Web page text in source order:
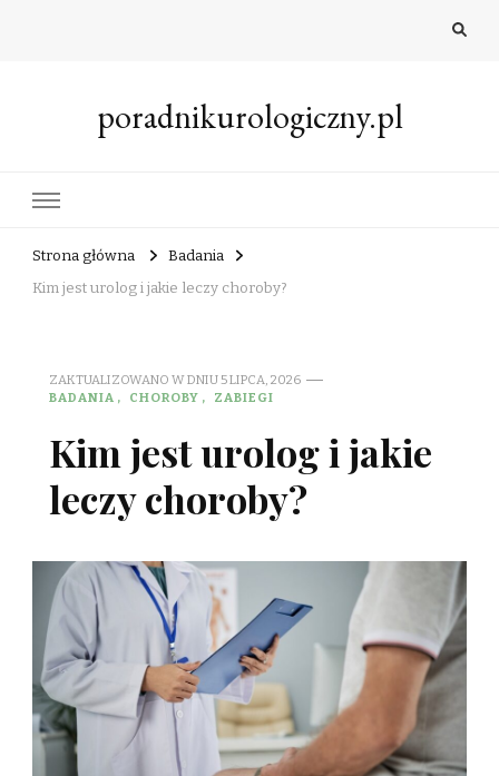
poradnikurologiczny.pl
Strona główna
Badania
Kim jest urolog i jakie leczy choroby?
ZAKTUALIZOWANO W DNIU 5 LIPCA, 2026
BADANIA
CHOROBY ZABIEGI
Kim jest urolog i jakie
leczy choroby?